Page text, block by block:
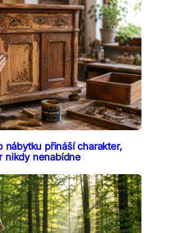
nábytku přináší charakter,
nikdy nenabídne